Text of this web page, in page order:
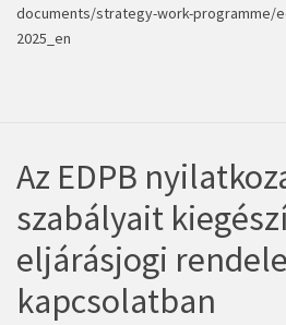
documents/strategy-work-programme/
2025_en
Az EDPB
szabályait
eljárásjogi
kapcsolatban